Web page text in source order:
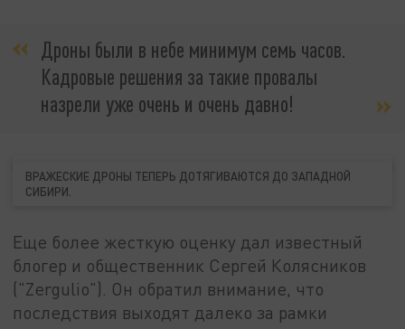
Дроны были в небе минимум семь часов.
Кадровые решения за такие провалы
назрели уже очень и очень давно!
ВРАЖЕСКИЕ ДРОНЫ ТЕПЕРЬ ДОТЯГИВАЮТСЯ ДО ЗАПАДНОЙ
СИБИРИ.
Еще более жесткую оценку дал известный
блогер и общественник Сергей Колясников
("Zergulio"). Он обратил внимание, что
последствия выходят далеко за рамки